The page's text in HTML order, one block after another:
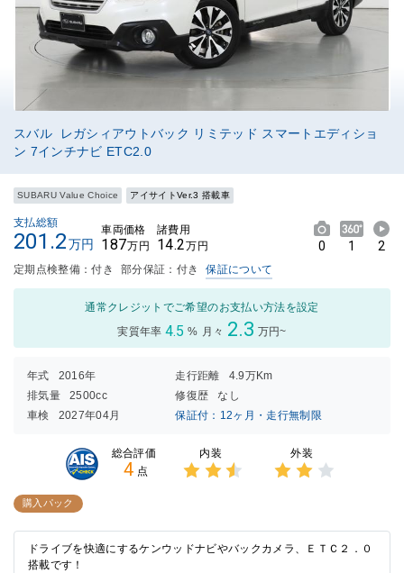
スバル レガシィアウトバック リミテッド スマートエディショ
ン 7インチナビ ETC2.0
SUBARU Value Choice アイサイトVer.3 搭載車
支払総額
201.2万円
車両価格
187万円
諸費用
14.2万円 0 1 2
定期点検整備：付き 部分保証：付き 保証について
通常クレジットでご希望のお支払い方法を設定
実質年率 4.5 % 月々 2.3 万円~
年式 2016年 走行距離
4.9万Km
排気量
2500cc 修復歴
なし
車検
2027年04月 保証付：12ヶ月・走行無制限
総合評価
4 点
内装 外装
購入パック
ドライブを快適にするケンウッドナビやバックカメラ、ＥＴＣ２．０
搭載です！